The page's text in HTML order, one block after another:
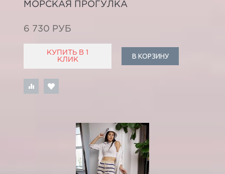
МОРСКАЯ ПРОГУЛКА
6 730 РУБ
КУПИТЬ В 1
КЛИК
В КОРЗИНУ